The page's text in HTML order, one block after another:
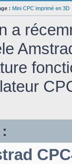
: Mini CPC imprimé en 3D
a